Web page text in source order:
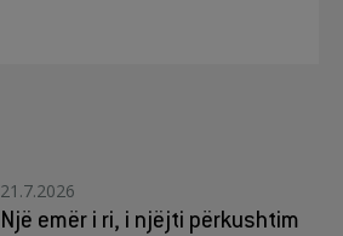
21.7.2026
Një emër i ri, i njëjti përkushtim